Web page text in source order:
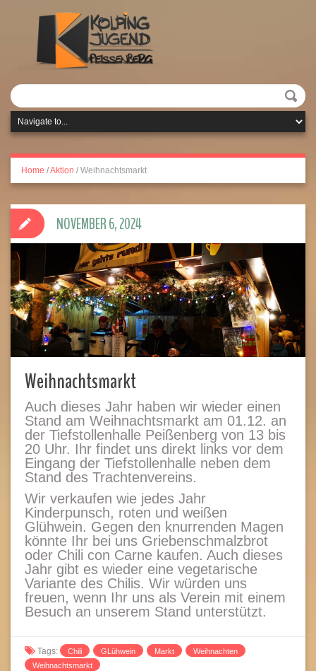
Home /Aktion / Weihnachtsmarkt
Weihnachtsmarkt
Auch dieses Jahr haben wir wieder einen
Stand am Weihnachtsmarkt am 01.12. an
der Tiefstollenhalle Peißenberg von 13 bis
20 Uhr. Ihr findet uns direkt links vor dem
Eingang der Tiefstollenhalle neben dem
Stand des Trachtenvereins.
Wir verkaufen wie jedes Jahr
Kinderpunsch, roten und weißen
Glühwein. Gegen den knurrenden Magen
könnte Ihr bei uns Griebenschmalzbrot
oder Chili con Carne kaufen. Auch dieses
Jahr gibt es wieder eine vegetarische
Variante des Chilis. Wir würden uns
freuen, wenn Ihr uns als Verein mit einem
Besuch an unserem Stand unterstützt.
Tags: Chili GLühwein Markt
Weihnachten
Weihnachtsmarkt
NOVEMBER 6, 2024